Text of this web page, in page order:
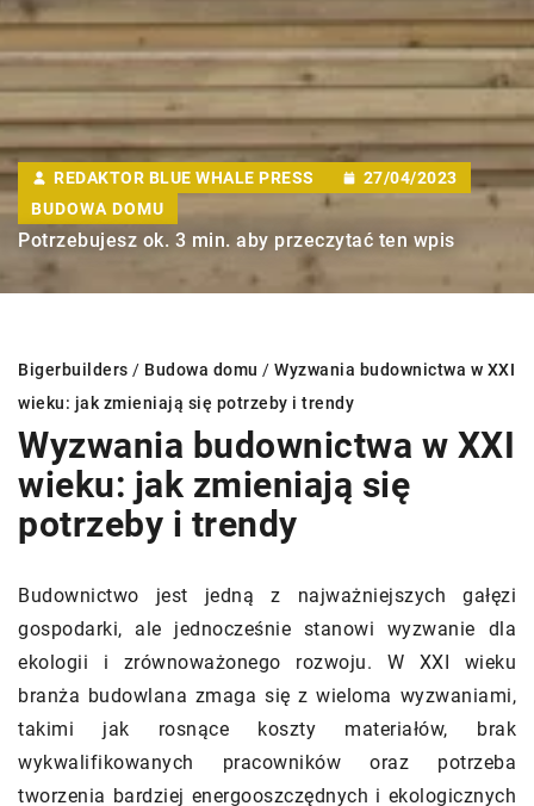
REDAKTOR BLUE WHALE PRESS
27/04/2023
BUDOWA DOMU
Potrzebujesz ok. 3 min. aby przeczytać ten wpis
Bigerbuilders / Budowa domu / Wyzwania budownictwa w XXI
wieku: jak zmieniają się potrzeby i trendy
Wyzwania budownictwa w XXI
wieku: jak zmieniają się
potrzeby i trendy
Budownictwo jest jedną z najważniejszych gałęzi
gospodarki, ale jednocześnie stanowi wyzwanie dla
ekologii i zrównoważonego rozwoju. W XXI wieku
branża budowlana zmaga się z wieloma wyzwaniami,
takimi jak rosnące koszty materiałów, brak
wykwalifikowanych pracowników oraz potrzeba
tworzenia bardziej energooszczędnych i ekologicznych